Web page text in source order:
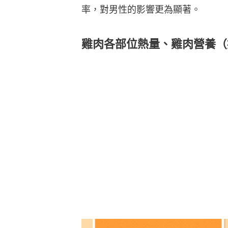
率，對男性的影響更為顯著。
雞肉各部位熱量、雞肉營養（